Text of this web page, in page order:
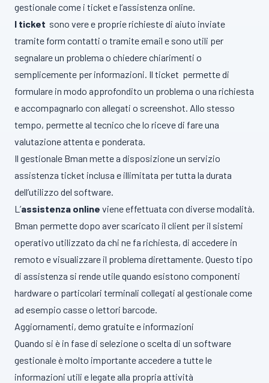
gestionale come i ticket e l’assistenza online.
I ticket sono vere e proprie richieste di aiuto inviate
tramite form contatti o tramite email e sono utili per
segnalare un problema o chiedere chiarimenti o
semplicemente per informazioni. Il ticket permette di
formulare in modo approfondito un problema o una richiesta
e accompagnarlo con allegati o screenshot. Allo stesso
tempo, permette al tecnico che lo riceve di fare una
valutazione attenta e ponderata.
Il gestionale Bman mette a disposizione un servizio
assistenza ticket inclusa e illimitata per tutta la durata
dell’utilizzo del software.
L’assistenza online viene effettuata con diverse modalità.
Bman permette dopo aver scaricato il client per il sistemi
operativo utilizzato da chi ne fa richiesta, di accedere in
remoto e visualizzare il problema direttamente. Questo tipo
di assistenza si rende utile quando esistono componenti
hardware o particolari terminali collegati al gestionale come
ad esempio casse o lettori barcode.
Aggiornamenti, demo gratuite e informazioni
Quando si è in fase di selezione o scelta di un software
gestionale è molto importante accedere a tutte le
informazioni utili e legate alla propria attività